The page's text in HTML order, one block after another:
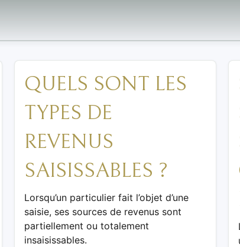
QUELS SONT LES
TYPES DE
REVENUS
SAISISSABLES ?
Lorsqu’un particulier fait l’objet d’une
saisie, ses sources de revenus sont
partiellement ou totalement
insaisissables.